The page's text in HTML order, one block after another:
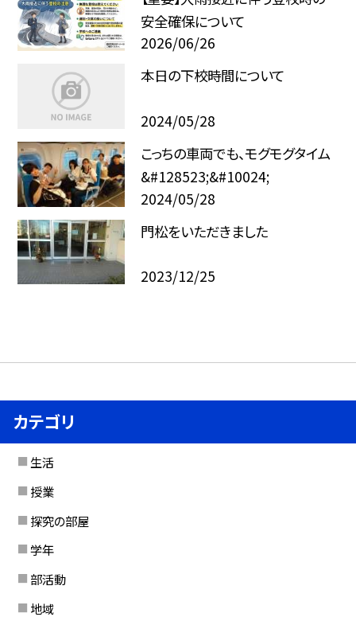
安全確保について
2026/06/26
本日の下校時間について
2024/05/28
こっちの車両でも、モグモグタイム
&#128523;&#10024;
2024/05/28
門松をいただきました
2023/12/25
カテゴリ
生活
授業
探究の部屋
学年
部活動
地域